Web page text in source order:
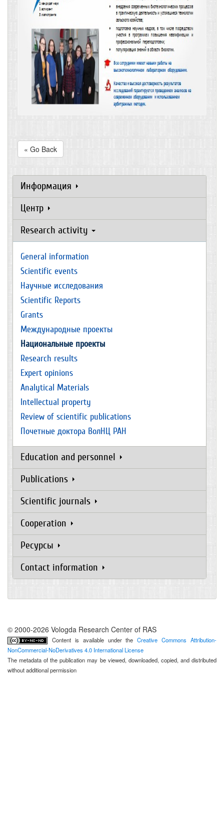
« Go Back
Информация
Центр
Research activity
General information
Scientific events
Научные исследования
Scientific Reports
Grants
Международные проекты
Национальные проекты
Research results
Expert opinions
Analytical Materials
Intellectual property
Review of scientific publications
Почетные доктора ВолНЦ РАН
Education and personnel
Publications
Scientific journals
Cooperation
Ресурсы
Contact information
© 2000-2026 Vologda Research Center of RAS
Content is available under theCreative Commons Attribution-
NonCommercial-NoDerivatives 4.0 International License
The metadata of the publication may be viewed, downloaded, copied, and distributed
without additional permission